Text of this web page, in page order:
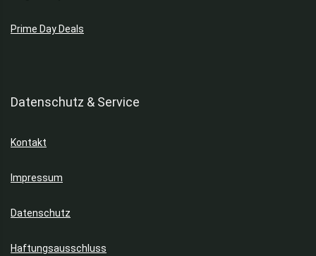
Prime Day Deals
Datenschutz & Service
Kontakt
Impressum
Datenschutz
Haftungsausschluss